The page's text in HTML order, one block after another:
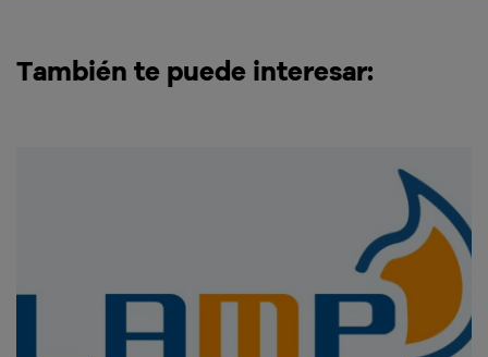
También te puede interesar: